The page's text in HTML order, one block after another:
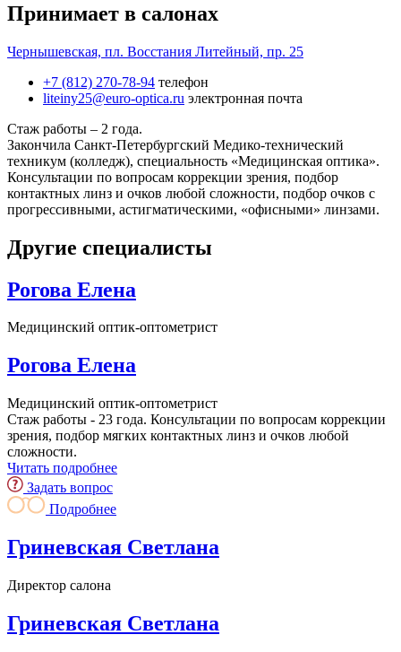
Принимает в салонах
Чернышевская, пл. Восстания Литейный, пр. 25
+7 (812) 270-78-94 телефон
liteiny25@euro-optica.ru электронная почта
Стаж работы – 2 года.
Закончила Санкт-Петербургский Медико-технический
техникум (колледж), специальность «Медицинская оптика».
Консультации по вопросам коррекции зрения, подбор
контактных линз и очков любой сложности, подбор очков с
прогрессивными, астигматическими, «офисными» линзами.
Другие специалисты
Рогова Елена
Медицинский оптик-оптометрист
Рогова Елена
Медицинский оптик-оптометрист
Стаж работы - 23 года. Консультации по вопросам коррекции
зрения, подбор мягких контактных линз и очков любой
сложности.
Читать подробнее
Задать вопрос
Подробнее
Гриневская Светлана
Директор салона
Гриневская Светлана